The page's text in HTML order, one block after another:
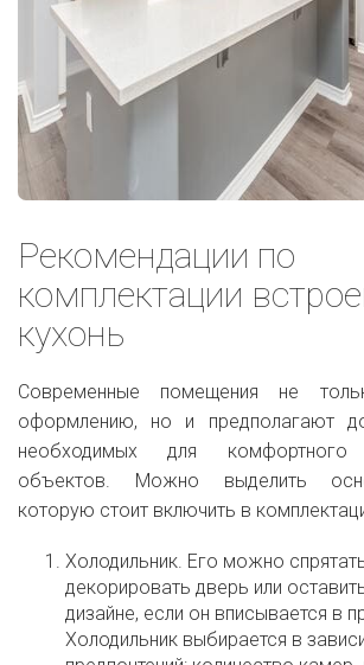
Рекомендации по
комплектации
кухонь
Современные помещения не
оформлению, но и предполагают
необходимых для комфортного
объектов. Можно выделить
которую стоит включить в
Холодильник. Его можно
декорировать дверь или
дизайне, если он вписывается в
Холодильник выбирается в